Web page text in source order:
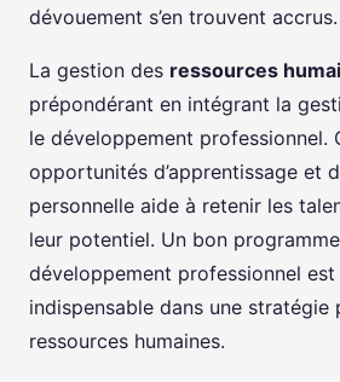
dévouement s’en trouvent accrus.
La gestion des ressources
prépondérant en intégrant la
le développement professionnel.
opportunités d’apprentissage et
personnelle aide à retenir les
leur potentiel. Un bon
développement professionnel est
indispensable dans une stratégie
ressources humaines.